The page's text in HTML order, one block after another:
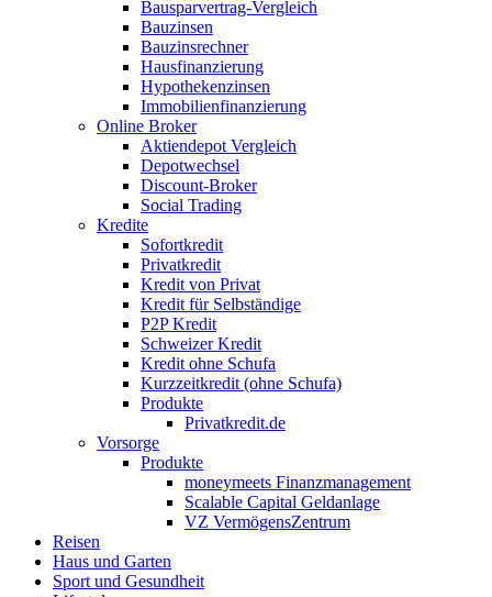
Bausparvertrag-Vergleich
Bauzinsen
Bauzinsrechner
Hausfinanzierung
Hypothekenzinsen
Immobilienfinanzierung
Online Broker
Aktiendepot Vergleich
Depotwechsel
Discount-Broker
Social Trading
Kredite
Sofortkredit
Privatkredit
Kredit von Privat
Kredit für Selbständige
P2P Kredit
Schweizer Kredit
Kredit ohne Schufa
Kurzzeitkredit (ohne Schufa)
Produkte
Privatkredit.de
Vorsorge
Produkte
moneymeets Finanzmanagement
Scalable Capital Geldanlage
VZ VermögensZentrum
Reisen
Haus und Garten
Sport und Gesundheit